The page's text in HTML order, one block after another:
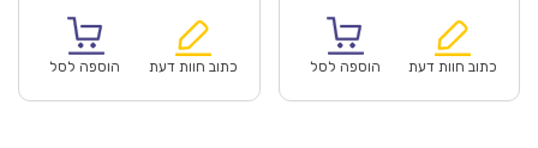
₪60.00.
כתוב חוות דעת הוספה לסל
₪60.00.
כתוב חוות דעת הוספה לסל